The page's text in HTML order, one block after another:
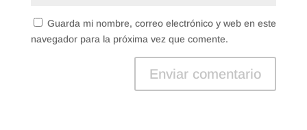
Guarda mi nombre, correo electrónico y web en este
navegador para la próxima vez que comente.